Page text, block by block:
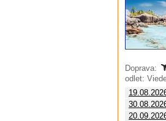
Doprava:
odlet: